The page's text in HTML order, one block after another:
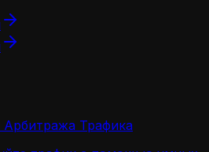
Арбитража Трафика